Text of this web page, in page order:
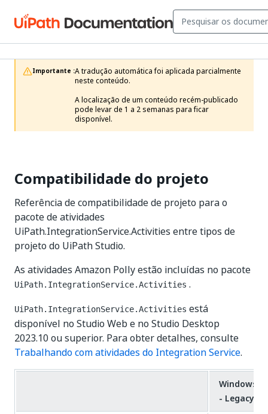
Importante :A tradução automática foi aplicada parcialmente
neste conteúdo.
A localização de um conteúdo recém-publicado
pode levar de 1 a 2 semanas para ficar
disponível.
Compatibilidade do projeto
Referência de compatibilidade de projeto para o
pacote de atividades
UiPath.IntegrationService.Activities entre tipos de
projeto do UiPath Studio.
As atividades Amazon Polly estão incluídas no pacote
UiPath.IntegrationService.Activities .
UiPath.IntegrationService.Activities está
disponível no Studio Web e no Studio Desktop
2023.10 ou superior. Para obter detalhes, consulte
Trabalhando com atividades do Integration Service.
Windows
- Legacy